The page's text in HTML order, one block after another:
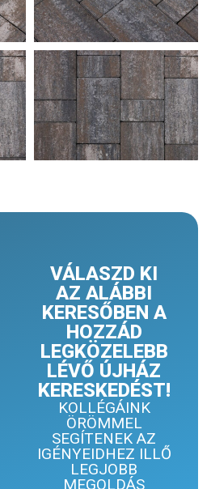
VÁLASZD KI
AZ ALÁBBI
KERESŐBEN A
HOZZÁD
LEGKÖZELEBB
LÉVŐ ÚJHÁZ
KERESKEDÉST!
KOLLÉGÁINK
ÖRÖMMEL
SEGÍTENEK AZ
IGÉNYEIDHEZ ILLŐ
LEGJOBB
MEGOLDÁS